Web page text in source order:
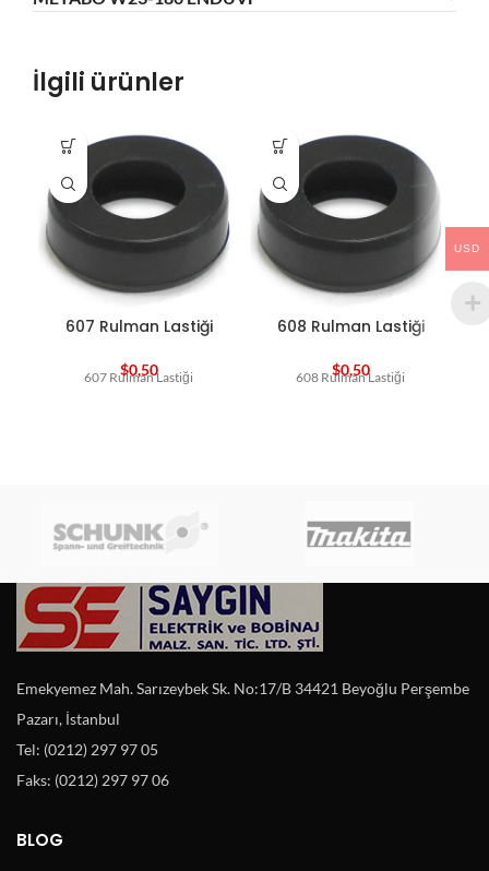
İlgili ürünler
607 Rulman Lastiği
$0,50
607 Rulman Lastiği
608 Rulman Lastiği
$0,50
608 Rulman Lastiği
Emekyemez Mah. Sarızeybek Sk. No:17/B 34421 Beyoğlu Perşembe
Pazarı, İstanbul
Tel: (0212) 297 97 05
Faks: (0212) 297 97 06
BLOG
USD